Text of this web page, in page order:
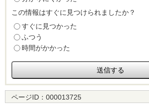
この情報はすぐに見つけられましたか？
すぐに見つかった
ふつう
時間がかかった
ページID： 000013725